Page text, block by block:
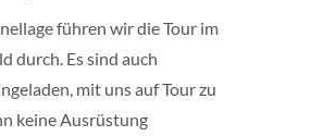
führen wir die Tour im
durch. Es sind auch
mit uns auf Tour zu
keine Ausrüstung